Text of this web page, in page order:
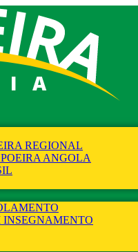
REGIONAL
ANGOLA